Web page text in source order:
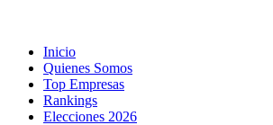
Inicio
Quienes Somos
Top Empresas
Rankings
Elecciones 2026